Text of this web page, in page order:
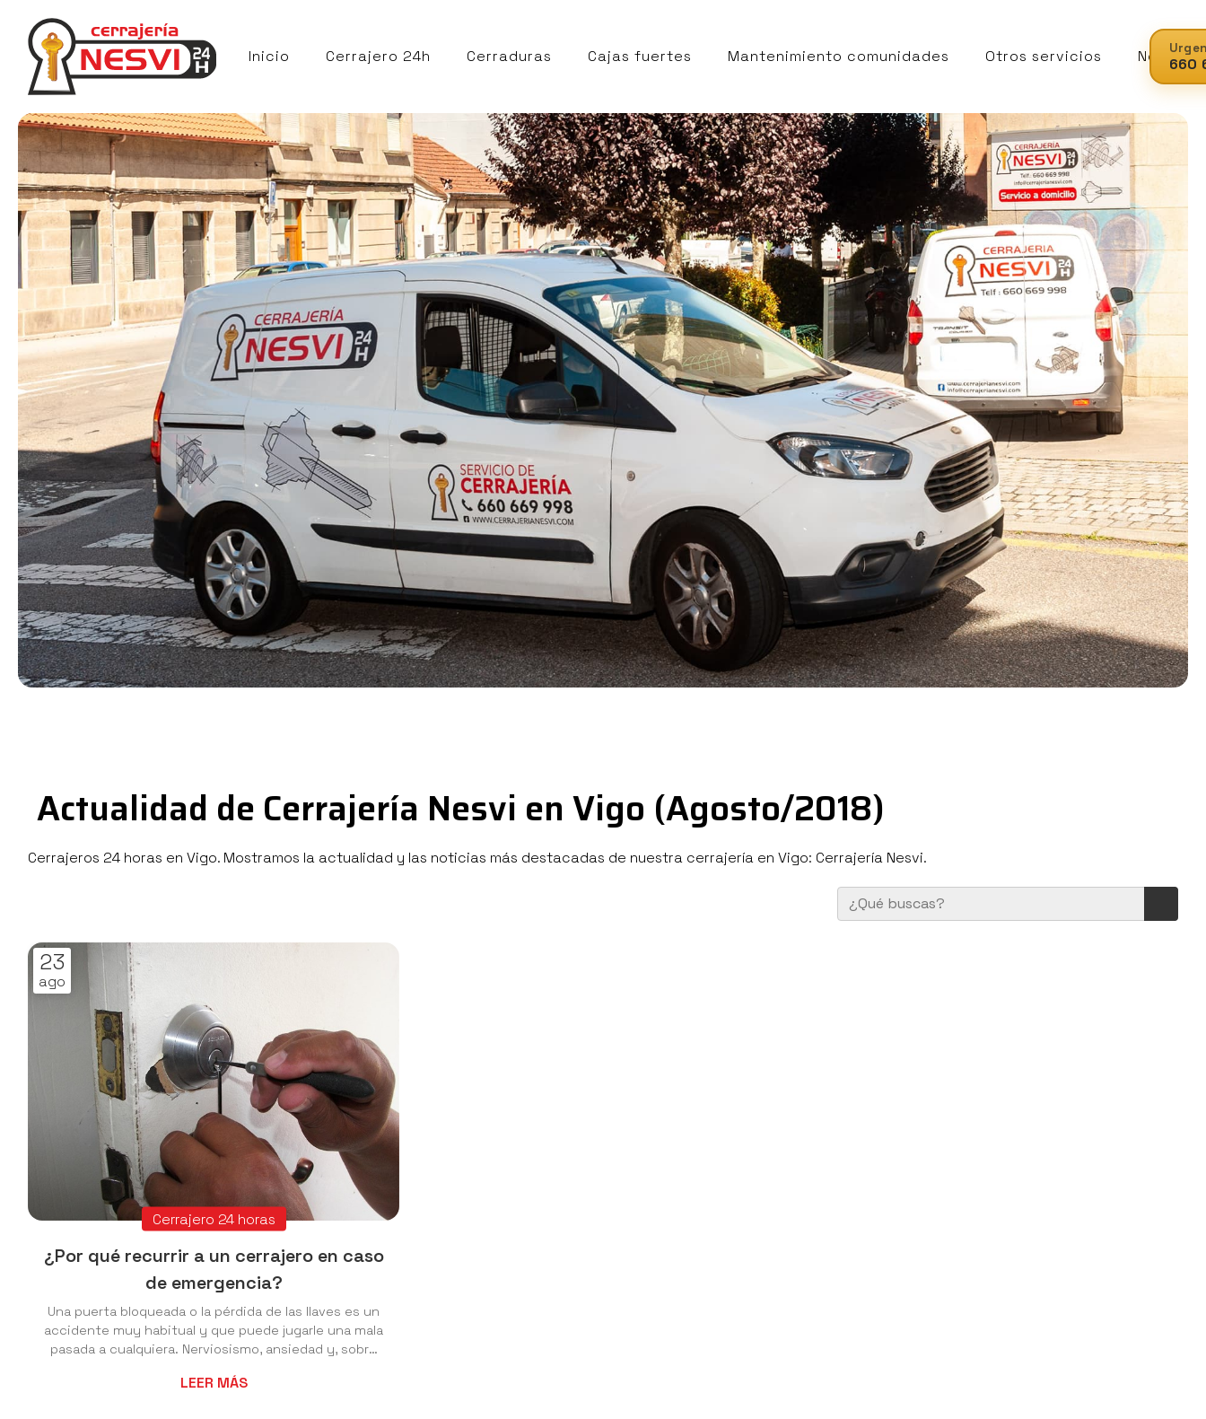
Inicio Cerrajero 24h Cerraduras Cajas fuertes Mantenimiento comunidades Otros servicios Noticias
660
Actualidad de Cerrajería Nesvi en Vigo (Agosto/2018)
Cerrajeros 24 horas en Vigo. Mostramos la actualidad y las noticias más destacadas de nuestra cerrajería en Vigo: Cerrajería Nesvi.
23
ago
¿Por qué recurrir a un cerrajero en caso
de emergencia?
Cerrajero 24 horas
Una puerta bloqueada o la pérdida de las llaves es un
accidente muy habitual y que puede jugarle una mala
pasada a cualquiera. Nerviosismo, ansiedad y, sobre
acceder a la vivienda, suelen ocasionar que uno se
LEER MÁS